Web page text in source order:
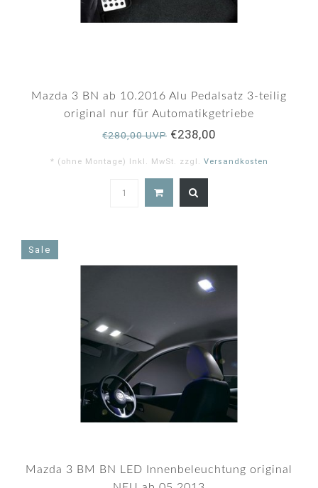
Mazda 3 BN ab 10.2016 Alu Pedalsatz 3-teilig
original nur für Automatikgetriebe
€280,00 UVP €238,00
* (ohne Montage) Inkl. MwSt. zzgl. Versandkosten
Sale
Mazda 3 BM BN LED Innenbeleuchtung original